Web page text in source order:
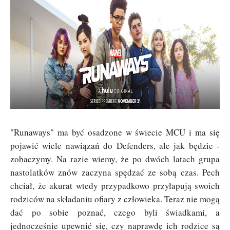
"Runaways" ma być osadzone w świecie MCU i ma się
pojawić wiele nawiązań do Defenders, ale jak będzie -
zobaczymy. Na razie wiemy, że po dwóch latach grupa
nastolatków znów zaczyna spędzać ze sobą czas. Pech
chciał, że akurat wtedy przypadkowo przyłapują swoich
rodziców na składaniu ofiary z człowieka. Teraz nie mogą
dać po sobie poznać, czego byli świadkami, a
jednocześnie upewnić się, czy naprawdę ich rodzice są